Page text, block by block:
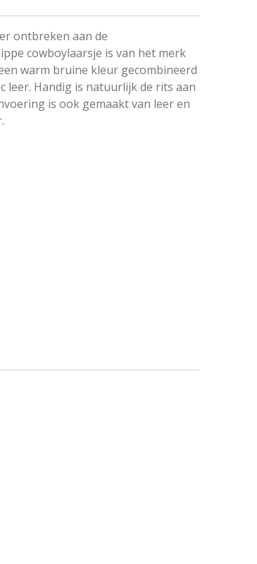
ontbreken aan de
cowboylaarsje is van het merk
warm bruine kleur gecombineerd
leer. Handig is natuurlijk de rits aan
is ook gemaakt van leer en